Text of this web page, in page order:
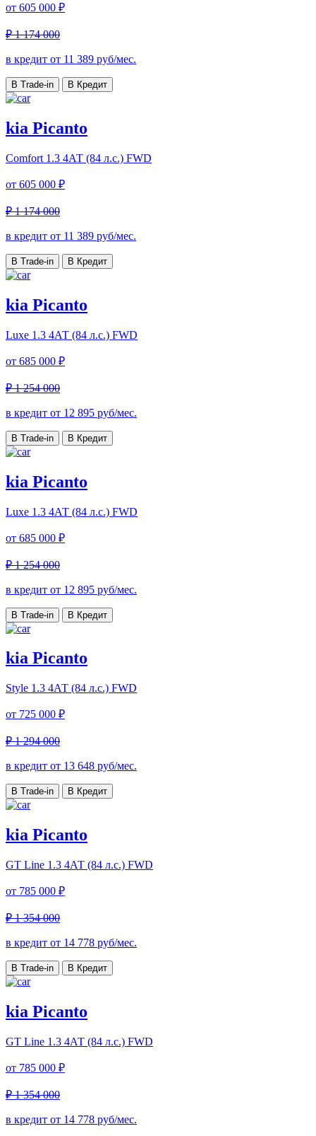
от 605 000 ₽
₽ 1 174 000
в кредит от 11 389 руб/мес.
В Trade-in В Кредит
kia Picanto
Comfort 1.3 4АТ (84 л.с.) FWD
от 605 000 ₽
₽ 1 174 000
в кредит от 11 389 руб/мес.
В Trade-in В Кредит
kia Picanto
Luxe 1.3 4АТ (84 л.с.) FWD
от 685 000 ₽
₽ 1 254 000
в кредит от 12 895 руб/мес.
В Trade-in В Кредит
kia Picanto
Luxe 1.3 4АТ (84 л.с.) FWD
от 685 000 ₽
₽ 1 254 000
в кредит от 12 895 руб/мес.
В Trade-in В Кредит
kia Picanto
Style 1.3 4АТ (84 л.с.) FWD
от 725 000 ₽
₽ 1 294 000
в кредит от 13 648 руб/мес.
В Trade-in В Кредит
kia Picanto
GT Line 1.3 4АТ (84 л.с.) FWD
от 785 000 ₽
₽ 1 354 000
в кредит от 14 778 руб/мес.
В Trade-in В Кредит
kia Picanto
GT Line 1.3 4АТ (84 л.с.) FWD
от 785 000 ₽
₽ 1 354 000
в кредит от 14 778 руб/мес.